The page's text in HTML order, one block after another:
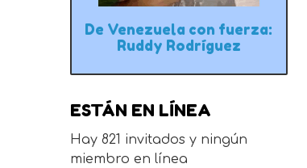
De Venezuela con fuerza:
Ruddy Rodríguez
ESTÁN EN LÍNEA
Hay 821 invitados y ningún
miembro en línea